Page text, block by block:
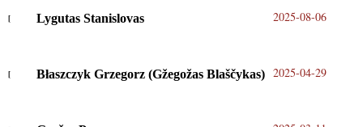
Lygutas Stanislovas 2025-08-06
Błaszczyk Grzegorz (Gžegožas Blaščykas) 2025-04-29